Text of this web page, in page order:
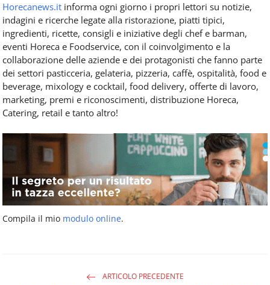
Horecanews.it informa ogni giorno i propri lettori su notizie,
indagini e ricerche legate alla ristorazione, piatti tipici,
ingredienti, ricette, consigli e iniziative degli chef e barman,
eventi Horeca e Foodservice, con il coinvolgimento e la
collaborazione delle aziende e dei protagonisti che fanno parte
dei settori pasticceria, gelateria, pizzeria, caffè, ospitalità, food e
beverage, mixology e cocktail, food delivery, offerte di lavoro,
marketing, premi e riconoscimenti, distribuzione Horeca,
Catering, retail e tanto altro!
Compila il mio modulo online.
ARTICOLO PRECEDENTE